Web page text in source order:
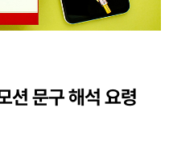
션 문구 해석 요령